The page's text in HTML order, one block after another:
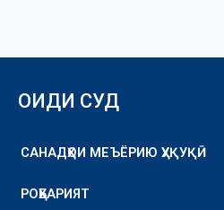
ОИДИ СУД
САНАДҲОИ МЕЪЁРИЮ ҲУҚУҚӢ
РОҲБАРИЯТ